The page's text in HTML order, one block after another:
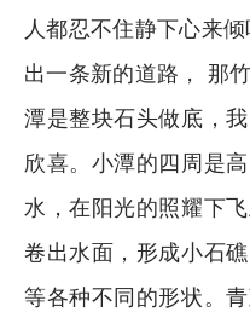
人都忍不住静下心来
出一条新的道路， 那
潭是整块石头做底，
欣喜。小潭的四周是
水，在阳光的照耀下
卷出水面，形成小石
等各种不同的形状。